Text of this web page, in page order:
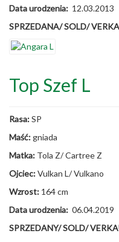
Data urodzenia: 12.03.2013
SPRZEDANA/ SOLD/
Top Szef L
Rasa:SP
Maść: gniada
Matka: Tola Z/ Cartree Z
Ojciec:Vulkan L/ Vulkano
Wzrost: 164 cm
Data urodzenia: 06.04.2019
SPRZEDANY/ SOLD/